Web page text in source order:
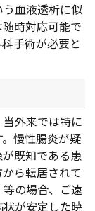
血液透析に似
時対応可能で
手術が必要と
外来では特に
慢性腸炎が疑
既知である患
ら転居されて
の場合、ご遠
が安定した暁